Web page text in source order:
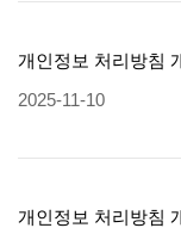
개인정보 처리방침
2025-11-10
개인정보 처리방침